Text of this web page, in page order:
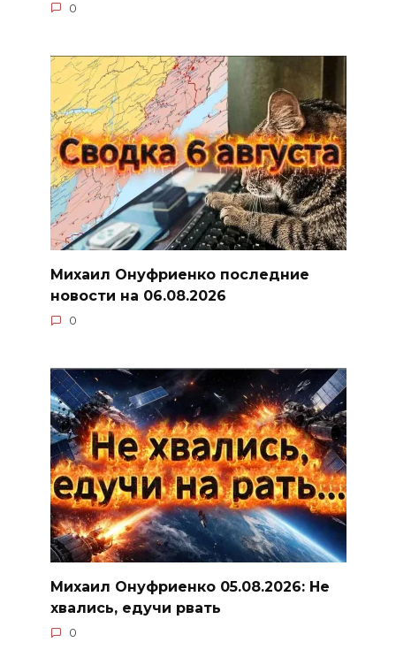
0
Михаил Онуфриенко последние
новости на 06.08.2026
0
Михаил Онуфриенко 05.08.2026: Не
хвались, едучи рвать
0